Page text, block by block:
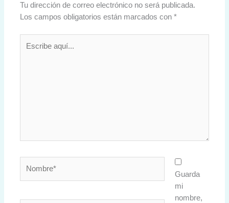
Tu dirección de correo electrónico no será publicada.
Los campos obligatorios están marcados con*
aquí...
Guarda
mi
nombre,